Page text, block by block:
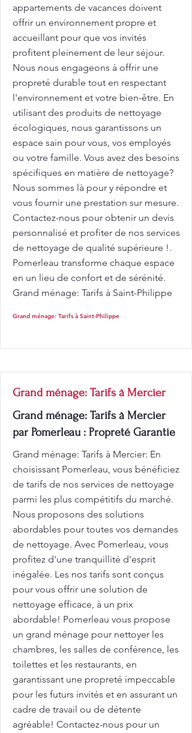
appartements de vacances doivent
offrir un environnement propre et
accueillant pour que vos invités
profitent pleinement de leur séjour.
Nous nous engageons à offrir une
propreté durable tout en respectant
l'environnement et votre bien-être. En
utilisant des produits de nettoyage
écologiques, nous garantissons un
espace sain pour vous, vos employés
ou votre famille. Vous avez des besoins
spécifiques en matière de nettoyage?
Nous sommes là pour y répondre et
vous fournir une prestation sur mesure.
Contactez-nous pour obtenir un devis
personnalisé et profiter de nos services
de nettoyage de qualité supérieure !.
Pomerleau transforme chaque espace
en un lieu de confort et de sérénité.
Grand ménage: Tarifs à Saint-Philippe
Grand ménage: Tarifs à Saint-Philippe
Grand ménage: Tarifs à Mercier
Grand ménage: Tarifs à Mercier
par Pomerleau : Propreté Garantie
Grand ménage: Tarifs à Mercier: En
choisissant Pomerleau, vous bénéficiez
de tarifs de nos services de nettoyage
parmi les plus compétitifs du marché.
Nous proposons des solutions
abordables pour toutes vos demandes
de nettoyage. Avec Pomerleau, vous
profitez d'une tranquillité d'esprit
inégalée. Les nos tarifs sont conçus
pour vous offrir une solution de
nettoyage efficace, à un prix
abordable! Pomerleau vous propose
un grand ménage pour nettoyer les
chambres, les salles de conférence, les
toilettes et les restaurants, en
garantissant une propreté impeccable
pour les futurs invités et en assurant un
cadre de travail ou de détente
agréable! Contactez-nous pour un